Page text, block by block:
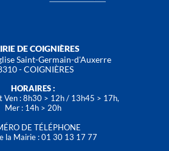
DE COIGNIÈRES
Saint-Germain-d'Auxerre
- COIGNIÈRES
HORAIRES :
Ven : 8h30 > 12h / 13h45 > 17h,
Mer : 14h > 20h
DE TÉLÉPHONE
la Mairie : 01 30 13 17 77